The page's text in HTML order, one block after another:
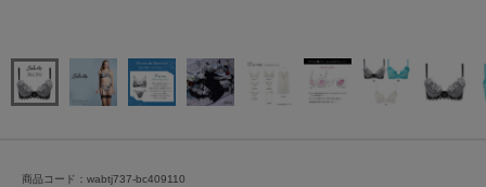
商品コード：wabtj737-bc409110